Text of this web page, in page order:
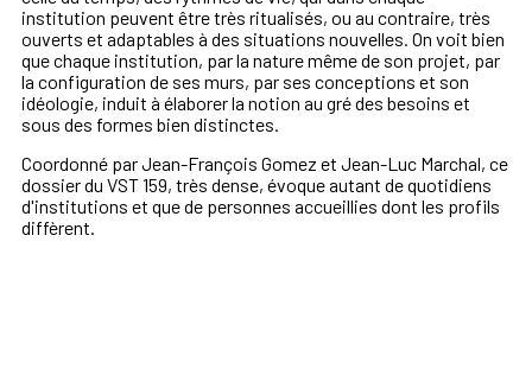
institution peuvent être très ritualisés, ou au contraire, très
ouverts et adaptables à des situations nouvelles. On voit bien
que chaque institution, par la nature même de son projet, par
la configuration de ses murs, par ses conceptions et son
idéologie, induit à élaborer la notion au gré des besoins et
sous des formes bien distinctes.
Coordonné par Jean-François Gomez et Jean-Luc Marchal, ce
dossier du VST 159, très dense, évoque autant de quotidiens
d'institutions et que de personnes accueillies dont les profils
diffèrent.